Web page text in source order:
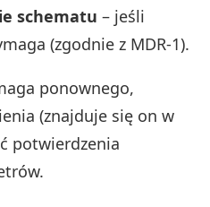
schematu – jeśli
(zgodnie z MDR‑1).
ponownego,
(znajduje się on w
potwierdzenia